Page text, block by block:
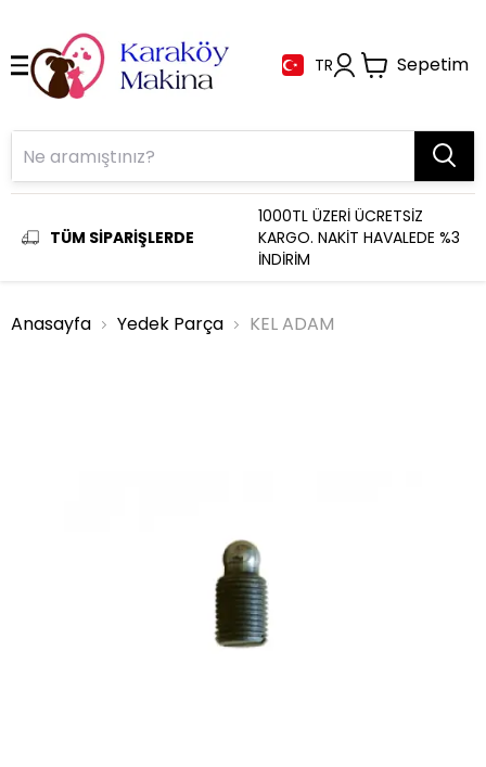
TR Sepetim
TÜM SİPARİŞLERDE
1000TL ÜZERİ ÜCRETSİZ
KARGO. NAKİT HAVALEDE %3
İNDİRİM
Anasayfa Yedek Parça KEL ADAM